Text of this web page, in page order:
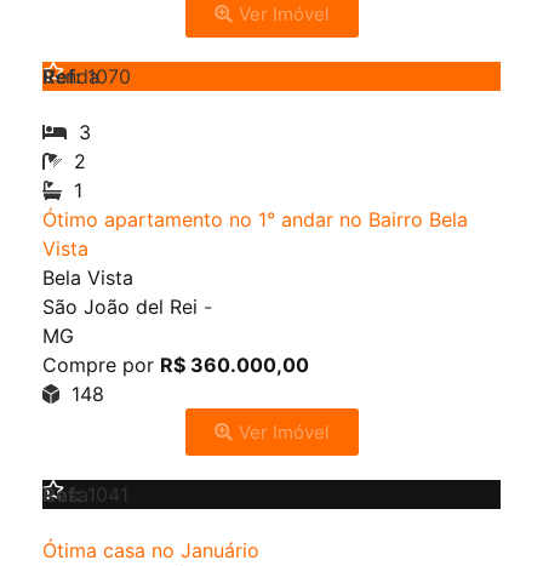
Ver Imóvel
Venda
Ref:1070
3
2
1
Ótimo apartamento no 1° andar no Bairro Bela
Vista
Bela Vista
São João del Rei -
MG
Compre por R$ 360.000,00
148
Ver Imóvel
Aluguel
Casa
Ref:1041
Ótima casa no Januário